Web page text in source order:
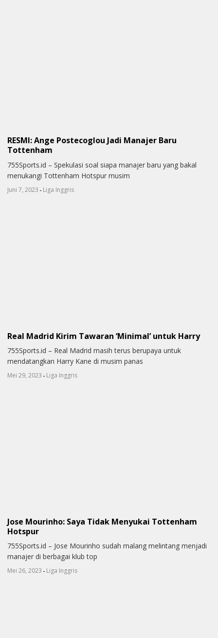
RESMI: Ange Postecoglou Jadi Manajer Baru
Tottenham
755Sports.id – Spekulasi soal siapa manajer baru yang bakal
menukangi Tottenham Hotspur musim
Juni 7, 2023 - Liga Inggris
Real Madrid Kirim Tawaran ‘Minimal’ untuk Harry
755Sports.id – Real Madrid masih terus berupaya untuk
mendatangkan Harry Kane di musim panas
Mei 29, 2023 - Liga Inggris
Jose Mourinho: Saya Tidak Menyukai Tottenham
Hotspur
755Sports.id – Jose Mourinho sudah malang melintang menjadi
manajer di berbagai klub top
Mei 26, 2023 - Liga Inggris